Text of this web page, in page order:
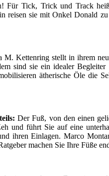
Für Tick, Trick und Track
reisen sie mit Onkel
M. Kettenring stellt in ihrem
sind sie ein idealer
ätherische Öle die
Der Fuß, von den einen
und führt Sie auf eine
ihren Einlagen. Marco
machen Sie Ihre Füße